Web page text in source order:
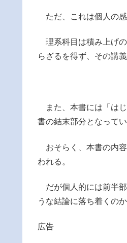
ただ、これは個人の感
理系科目は積み上げ
らざるを得ず、その講
また、本書には「は
書の結末部分となってい
おそらく、本書の内
われる。
だが個人的には前半部
うな結論に落ち着くの
広告